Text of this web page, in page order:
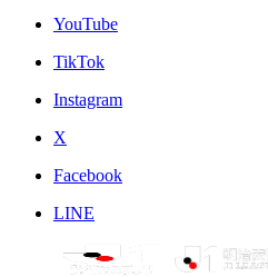
YouTube
TikTok
Instagram
X
Facebook
LINE